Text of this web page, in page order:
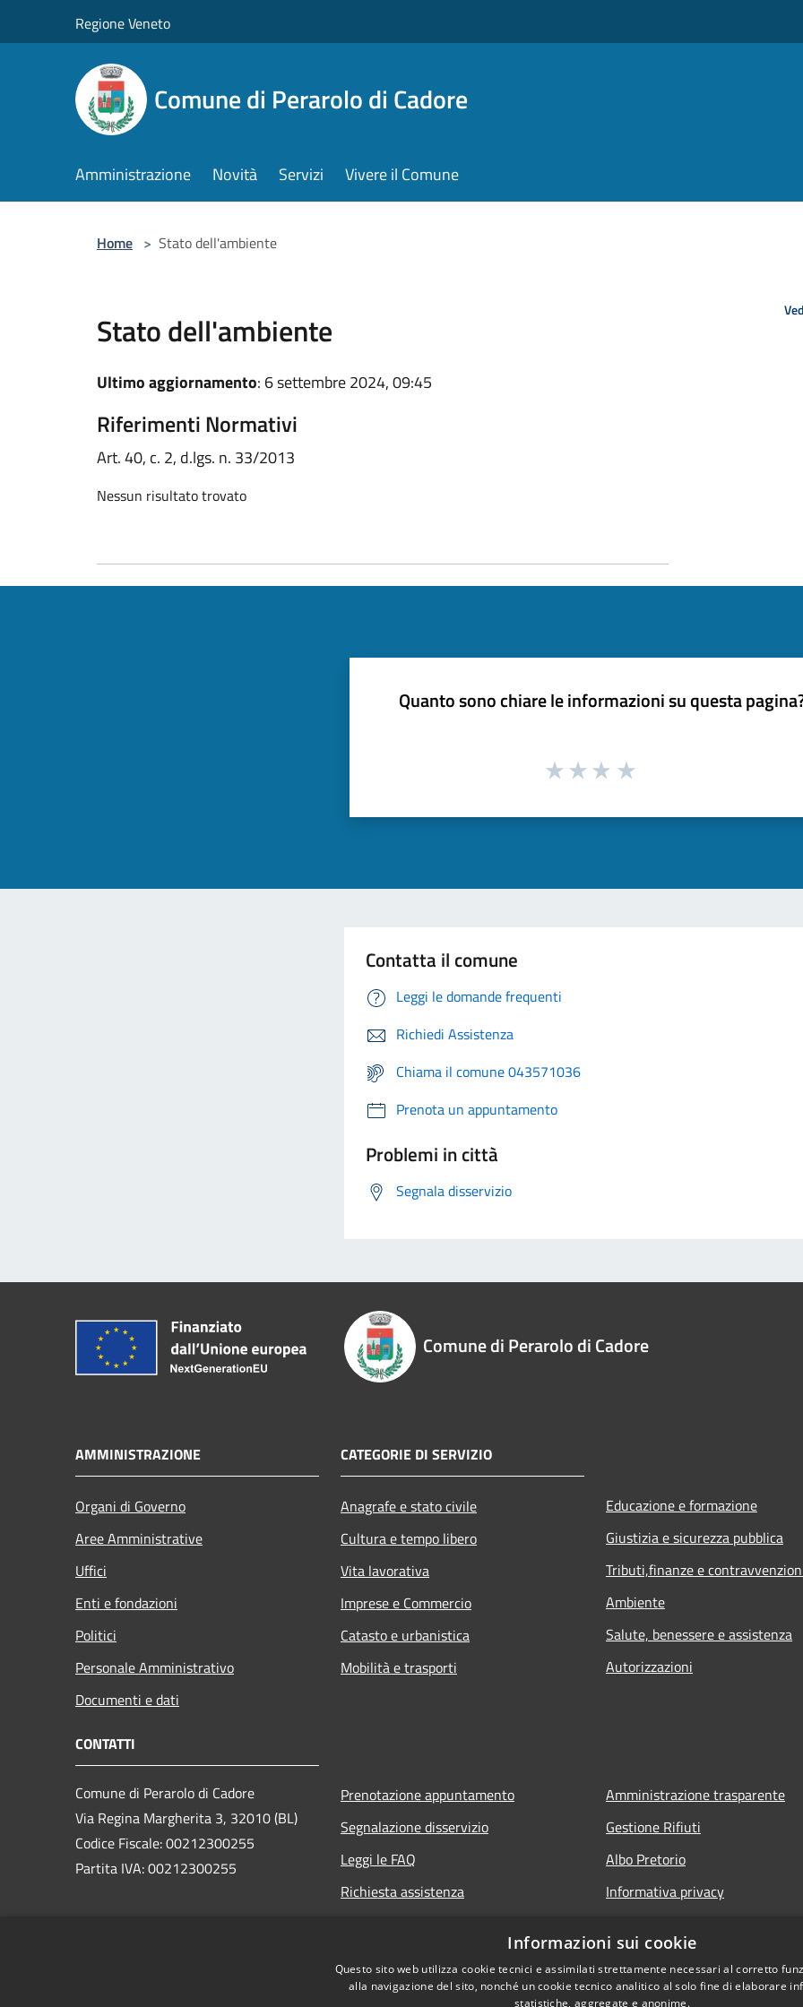
Regione Veneto
Comune di Perarolo di Cadore
Amministrazione Novità Servizi Vivere il Comune
Home > Stato dell'ambiente
Stato dell'ambiente
Ultimo aggiornamento: 6 settembre 2024, 09:45
Riferimenti Normativi
Art. 40, c. 2, d.lgs. n. 33/2013
Nessun risultato trovato
Quanto sono chiare le informazioni su questa
Contatta il comune
Leggi le domande frequenti
Richiedi Assistenza
Chiama il comune 043571036
Prenota un appuntamento
Problemi in città
Segnala disservizio
Comune di Perarolo di Cadore
AMMINISTRAZIONE
Organi di Governo
Aree Amministrative
Uffici
Enti e fondazioni
Politici
Personale Amministrativo
Documenti e dati
CATEGORIE DI SERVIZIO
Anagrafe e stato civile
Cultura e tempo libero
Vita lavorativa
Imprese e Commercio
Catasto e urbanistica
Mobilità e trasporti
Educazione e formazione
Giustizia e sicurezza pubblica
Tributi,finanze e
Ambiente
Salute, benessere e assistenza
Autorizzazioni
CONTATTI
Comune di Perarolo di Cadore
Via Regina Margherita 3, 32010 (BL)
Codice Fiscale: 00212300255
Partita IVA: 00212300255
Prenotazione appuntamento
Segnalazione disservizio
Leggi le FAQ
Richiesta assistenza
Amministrazione trasparente
Gestione Rifiuti
Albo Pretorio
Informativa privacy
Dichiarazione di accessibilità
Informazioni sui cookie
Questo sito web utilizza cookie tecnici e assimilati strettamente necessari al corretto
alla navigazione del sito, nonché un cookie tecnico analitico al solo fine di elaborare
statistiche, aggregate e anonime.